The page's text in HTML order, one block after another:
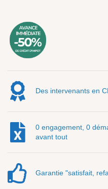
Des intervenants en
0 engagement, 0
avant tout
Garantie "satisfait,